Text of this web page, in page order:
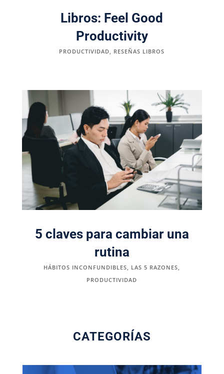
Libros: Feel Good
Productivity
PRODUCTIVIDAD RESEÑAS LIBROS
5 claves para cambiar una
rutina
HÁBITOS INCONFUNDIBLES, LAS 5 RAZONES,
PRODUCTIVIDAD
CATEGORÍAS